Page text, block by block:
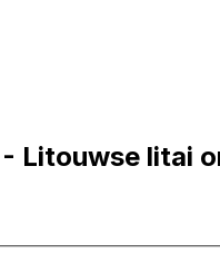
Litouwse litai